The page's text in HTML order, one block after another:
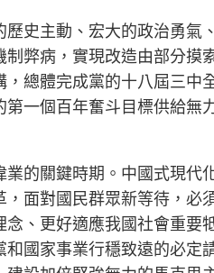
史主動、宏大的政治勇
弊病，實現改造由部分
總體完成黨的十八屆三
一個百年奮斗目標供給
的關鍵時期。中國式現
面對國民群眾新等待，
、更好適應我國社會重
國家事業行穩致遠的必